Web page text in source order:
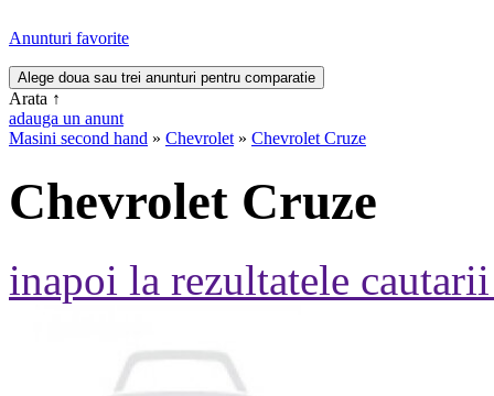
Anunturi favorite
Arata ↑
adauga un anunt
Masini second hand » Chevrolet » Chevrolet Cruze
Chevrolet Cruze
inapoi la rezultatele